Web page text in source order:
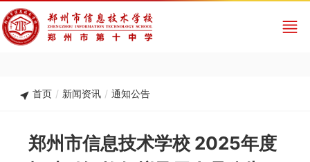
首页 / 新闻资讯 / 通知公告
郑州市信息技术学校 2025年度